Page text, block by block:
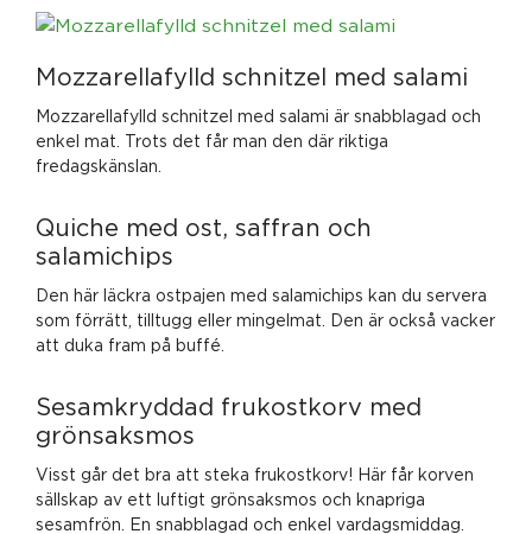
Mozzarellafylld schnitzel med salami
Mozzarellafylld schnitzel med salami är snabblagad och
enkel mat. Trots det får man den där riktiga
fredagskänslan.
Quiche med ost, saffran och
salamichips
Den här läckra ostpajen med salamichips kan du servera
som förrätt, tilltugg eller mingelmat. Den är också vacker
att duka fram på buffé.
Sesamkryddad frukostkorv med
grönsaksmos
Visst går det bra att steka frukostkorv! Här får korven
sällskap av ett luftigt grönsaksmos och knapriga
sesamfrön. En snabblagad och enkel vardagsmiddag.